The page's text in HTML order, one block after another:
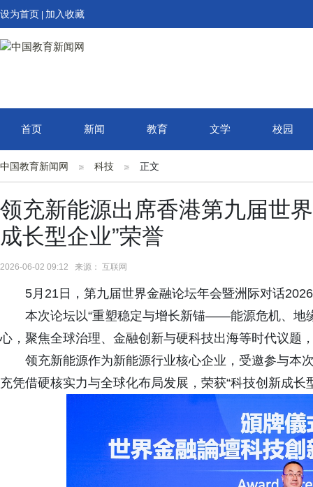
设为首页 加入收藏
首页 新闻 教育 文学 校园
中国教育新闻网 科技 正文
领充新能源出席香港第九届世
成长型企业”荣誉
2026-06-02 09:12 来源： 互联网
5月21日，第九届世界金融论坛年会暨洲际对话
本次论坛以“重塑稳定与增长新锚——能源危机、地
心，聚焦全球治理、金融创新与硬科技出海等时代议题
领充新能源作为新能源行业核心企业，受邀参与本
充凭借硬核实力与全球化布局发展，荣获“科技创新成长